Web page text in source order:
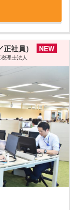
社員） NEW
理士法人